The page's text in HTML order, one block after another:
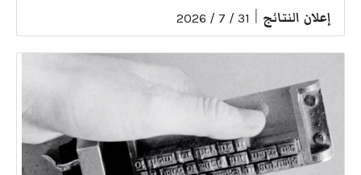
إعلان النتائج 31 / 7 / 2026